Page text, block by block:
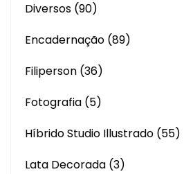
Diversos (90)
Encadernação (89)
Filiperson (36)
Fotografia (5)
Híbrido Studio Illustrado (55)
Lata Decorada (3)